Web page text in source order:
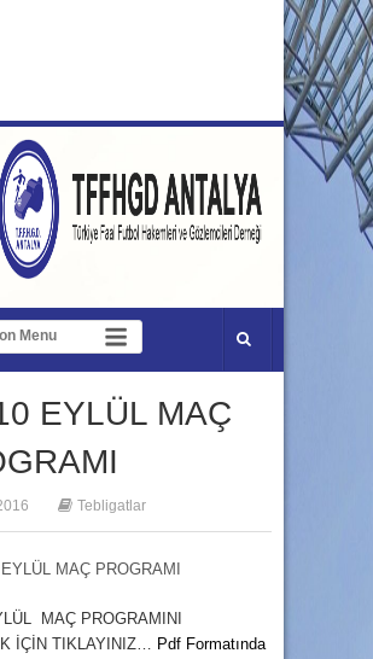
EYLÜL MAÇ
Tebligatlar
MAÇ PROGRAMINI
İÇİN TIKLAYINIZ… Pdf Formatında